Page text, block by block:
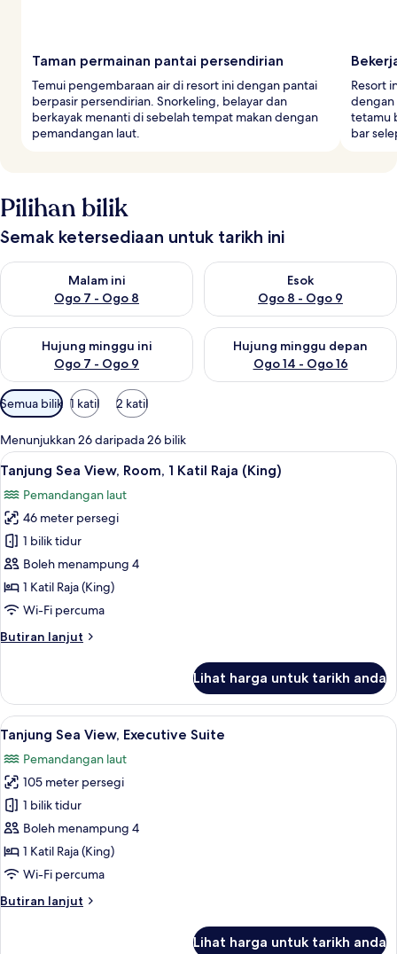
Taman permainan pantai persendirian
Temui pengembaraan air di resort ini dengan pantai
berpasir persendirian. Snorkeling, belayar dan
berkayak menanti di sebelah tempat makan dengan
pemandangan laut.
Resort
dengan
tetamu
bar
Pilihan bilik
Semak ketersediaan untuk tarikh ini
Malam ini
Ogo 7 - Ogo 8
Semak ketersediaan untuk malam ini Ogo 7 - Ogo 8
Esok
Ogo 8 - Ogo 9
Semak ketersediaan untuk
Hujung minggu ini
Ogo 7 - Ogo 9
Semak ketersediaan untuk hujung minggu ini Ogo 7 - Ogo 9
Hujung minggu depan
Ogo 14 - Ogo 16
Semak ketersediaan untuk
Penapis
yang
tersedia
untuk
bilik
Semua bilik 1 katil 2 katil
Menunjukkan 26 daripada 26 bilik
Lihat
semua
foto
untuk
Tanjung
Sea
View,
Room,
Katil
Tanjung Sea View, Room, 1 Katil
6
Tanjung Sea View, Room, 1 Katil Raja (King)
Pemandangan laut
46 meter persegi
1 bilik tidur
Boleh menampung 4
1 Katil Raja (King)
Wi-Fi percuma
Butiran lanjut
Butiran
Sea
View,
Room,
Katil
Raja
(King)
Lihat harga untuk tarikh anda
Lihat
semua
foto
untuk
Tanjung
Sea
View,
Executive
Gebar bulu kapas, peti besi dalam
5
Tanjung Sea View, Executive Suite
Pemandangan laut
105 meter persegi
1 bilik tidur
Boleh menampung 4
1 Katil Raja (King)
Wi-Fi percuma
Butiran lanjut
Butiran
Lihat harga untuk tarikh anda